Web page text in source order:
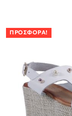
ΠΡΟΣΦΟΡΆ!